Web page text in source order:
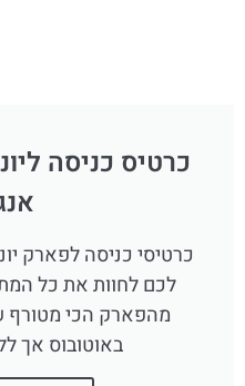
כרטיס כניסה
כרטיסי כניסה לפארק
לכם לחוות את כל
מהפארק הכי מטורף
באוטובוס אך